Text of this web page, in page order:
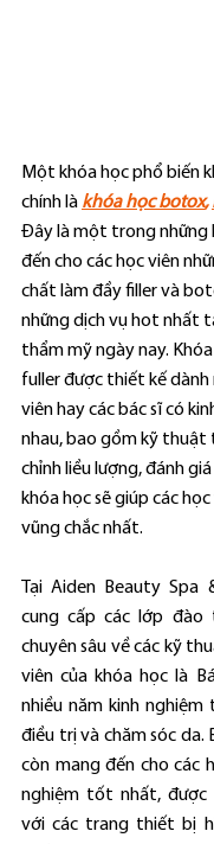
Một khóa học phổ biến
chính là khóa học botox,
Đây là một trong những
đến cho các học viên
chất làm đầy filler và
những dịch vụ hot nhất
thẩm mỹ ngày nay.
fuller được thiết kế dành
viên hay các bác sĩ có
nhau, bao gồm kỹ thuật
chỉnh liều lượng, đánh
khóa học sẽ giúp các
vũng chắc nhất.
Tại Aiden Beauty Spa
cung cấp các lớp đào
chuyên sâu về các kỹ
viên của khóa học là
nhiều năm kinh nghiệm
điều trị và chăm sóc da.
còn mang đến cho các
nghiệm tốt nhất,
với các trang thiết bị